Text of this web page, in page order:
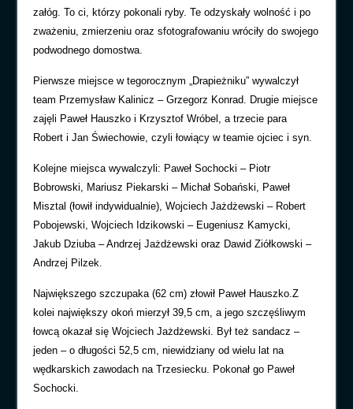
załóg. To ci, którzy pokonali ryby. Te odzyskały wolność i po
zważeniu, zmierzeniu oraz sfotografowaniu wróciły do swojego
podwodnego domostwa.
Pierwsze miejsce w tegorocznym „Drapieżniku” wywalczył
team Przemysław Kalinicz – Grzegorz Konrad. Drugie miejsce
zajęli Paweł Hauszko i Krzysztof Wróbel, a trzecie para
Robert i Jan Świechowie, czyli łowiący w teamie ojciec i syn.
Kolejne miejsca wywalczyli: Paweł Sochocki – Piotr
Bobrowski, Mariusz Piekarski – Michał Sobański, Paweł
Misztal (łowił indywidualnie), Wojciech Jażdżewski – Robert
Pobojewski, Wojciech Idzikowski – Eugeniusz Kamycki,
Jakub Dziuba – Andrzej Jażdżewski oraz Dawid Ziółkowski –
Andrzej Pilzek.
Największego szczupaka (62 cm) złowił Paweł Hauszko.Z
kolei największy okoń mierzył 39,5 cm, a jego szczęśliwym
łowcą okazał się Wojciech Jażdżewski. Był też sandacz –
jeden – o długości 52,5 cm, niewidziany od wielu lat na
wędkarskich zawodach na Trzesiecku. Pokonał go Paweł
Sochocki.